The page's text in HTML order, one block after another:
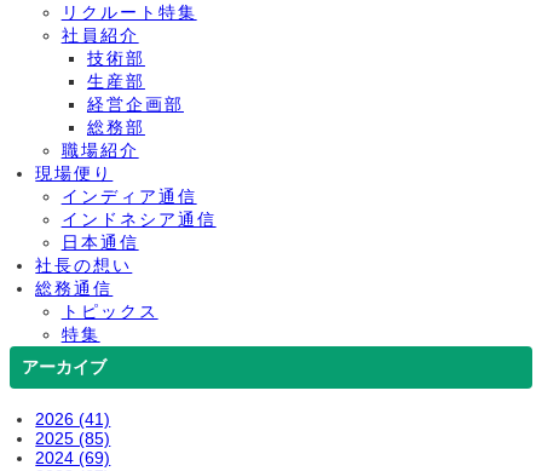
リクルート特集
社員紹介
技術部
生産部
経営企画部
総務部
職場紹介
現場便り
インディア通信
インドネシア通信
日本通信
社長の想い
総務通信
トピックス
特集
アーカイブ
2026 (41)
2025 (85)
2024 (69)